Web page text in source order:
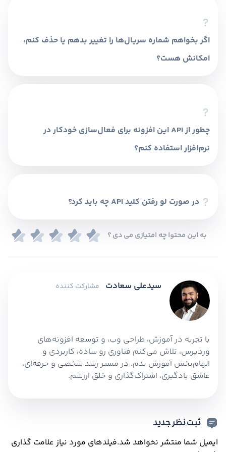
اگر بخواهم شماره سریال‌ها را تغییر بدهم یا حذف کنم،
امکانش هست؟
چطور از API این افزونه برای فعال‌سازی خودکار در
نرم‌افزار استفاده کنم؟
افزونه را برقرار کنید.
در صورت لو رفتن کلید API چه باید کرد؟
کافیست از تب «ریست کلیدهای API» کلیدهای قبلی
را حذف کرده و کلید جدید بسازید تا دسترسی‌های
به این محتوا چه امتیازی می دی ؟
سیدعلی سعادت مشارکت کننده
با تجربه در آموزش، طراحی وب، و توسعه افزونه‌های
وردپرس، تلاش می‌کنم فناوری رو ساده، کاربردی و
الهام‌بخش آموزش بدم. در مسیر رشد شخصی و حرفه‌ای،
عاشق یادگیری، اشتراک‌گذاری و خلق ارزشم.
ثبت نظر جدید
ایمیل شما منتشر نخواهد شد.فیلدهای مورد نیاز علامت گذاری